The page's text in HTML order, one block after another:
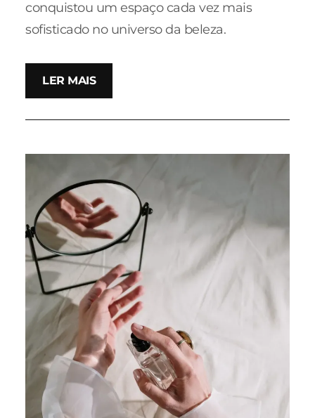
conquistou um espaço cada vez mais
sofisticado no universo da beleza.
LER MAIS